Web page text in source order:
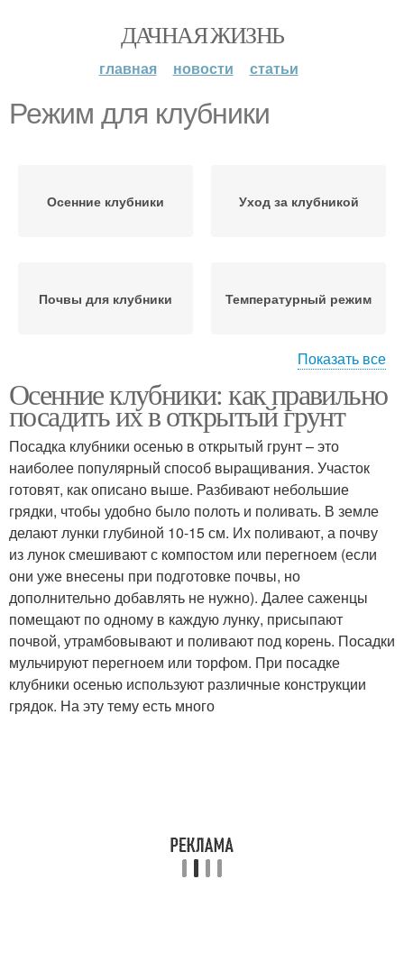
ДАЧНАЯ ЖИЗНЬ
главная новости статьи
Режим для клубники
Осенние клубники Уход за клубникой
Почвы для клубники Температурный режим
Клубника в опасности
клубники
Показать все
Осенние клубники: как правильно
посадить их в открытый грунт
Посадка клубники осенью в открытый грунт – это
наиболее популярный способ выращивания. Участок
готовят, как описано выше. Разбивают небольшие
грядки, чтобы удобно было полоть и поливать. В земле
делают лунки глубиной 10-15 см. Их поливают, а почву
из лунок смешивают с компостом или перегноем (если
они уже внесены при подготовке почвы, но
дополнительно добавлять не нужно). Далее саженцы
помещают по одному в каждую лунку, присыпают
почвой, утрамбовывают и поливают под корень. Посадки
мульчируют перегноем или торфом. При посадке
клубники осенью используют различные конструкции
грядок. На эту тему есть много